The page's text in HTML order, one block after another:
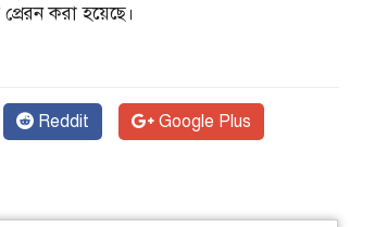
করা হয়েছে।
Reddit Google Plus